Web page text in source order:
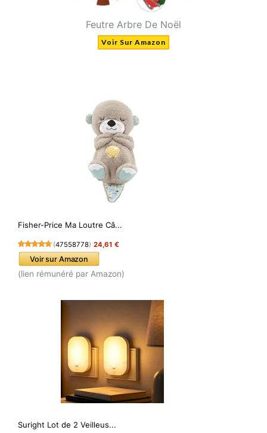
Feutre Arbre De Noël
Voir Sur Amazon
Fisher-Price Ma Loutre Câ...
(47558778) 24,61 €
Voir sur Amazon
(lien rémunéré par Amazon)
Suright Lot de 2 Veilleus...